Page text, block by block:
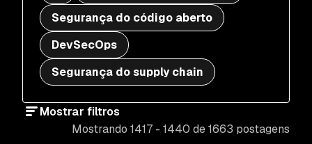
Segurança do código aberto
DevSecOps
Segurança do supply chain
Mostrar filtros
Mostrando 1417 - 1440 de 1663 postagens